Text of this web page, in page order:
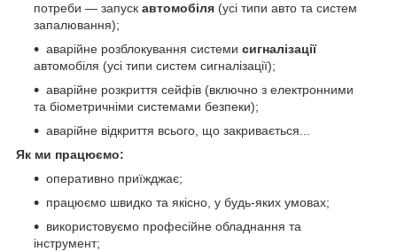
потреби — запуск автомобіля (усі типи авто та систем
запалювання);
аварійне розблокування системи сигналізації
автомобіля (усі типи систем сигналізації);
аварійне розкриття сейфів (включно з електронними
та біометричніми системами безпеки);
аварійне відкриття всього, що закривається...
Як ми працюємо:
оперативно приїжджає;
працюємо швидко та якісно, у будь-яких умовах;
використовуємо професійне обладнання та
інструмент;